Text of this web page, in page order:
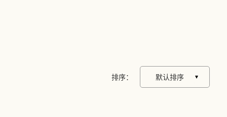
排序： 默认排序